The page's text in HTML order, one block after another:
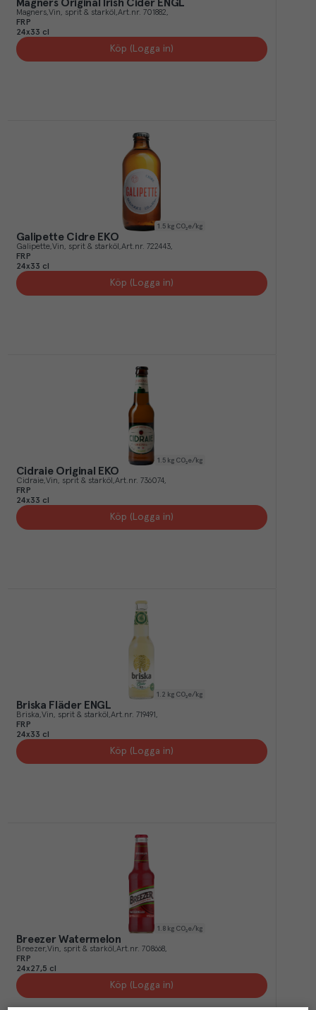
Magners Original Irish Cider ENGL
Magners Vin, sprit & starköl Art.nr. 701882
FRP
24x33 cl
Köp (Logga in)
1.5 kg CO₂e/kg
Galipette Cidre EKO
Galipette Vin, sprit & starköl Art.nr. 722443
FRP
24x33 cl
Köp (Logga in)
1.5 kg CO₂e/kg
Cidraie Original EKO
Cidraie Vin, sprit & starköl Art.nr. 736074
FRP
24x33 cl
Köp (Logga in)
1.2 kg CO₂e/kg
Briska Fläder ENGL
Briska Vin, sprit & starköl Art.nr. 719491
FRP
24x33 cl
Köp (Logga in)
1.8 kg CO₂e/kg
Breezer Watermelon
Breezer Vin, sprit & starköl Art.nr. 708668
FRP
24x27,5 cl
Köp (Logga in)